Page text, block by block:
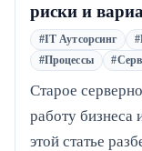
риски и
#IT Аутсорсинг
#Процессы
Старое
работу бизнеса
этой статье